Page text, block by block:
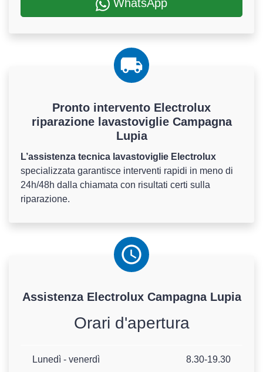
WhatsApp
Pronto intervento Electrolux
riparazione lavastoviglie Campagna
Lupia
L’assistenza tecnica lavastoviglie Electrolux
specializzata garantisce interventi rapidi in meno di
24h/48h dalla chiamata con risultati certi sulla
riparazione.
Assistenza ElectroluxCampagna Lupia
Orari d'apertura
Lunedì - venerdì 8.30-19.30